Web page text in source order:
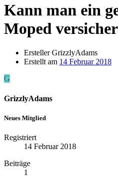
Kann man ein
Moped
ErstellerGrizzlyAdams
Erstellt am 14 Februar 2018
G
GrizzlyAdams
Neues Mitglied
Registriert
14 Februar 2018
Beiträge
1